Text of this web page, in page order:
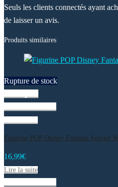
Seuls les clients connectés ayant
de laisser un avis.
Produits similaires
Rupture de stock
Figurine POP Disney Fantasia Sorcier
16,99€
Lire la suite